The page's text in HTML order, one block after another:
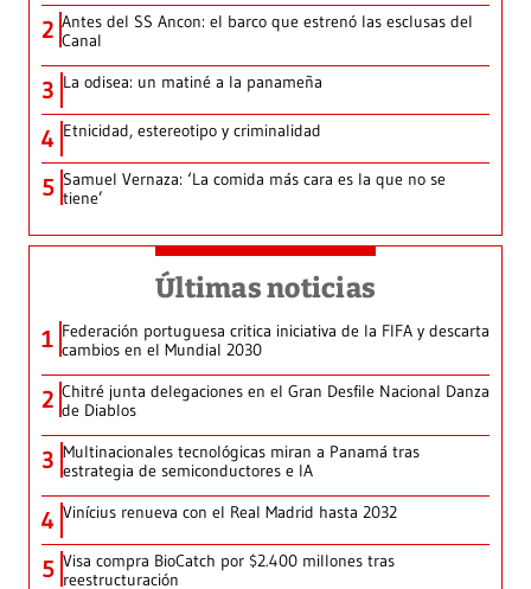
2 Antes del SS Ancon: el barco que estrenó las esclusas del
Canal
3 La odisea: un matiné a la panameña
4 Etnicidad, estereotipo y criminalidad
5 Samuel Vernaza: ‘La comida más cara es la que no se
tiene’
Últimas noticias
1 Federación portuguesa critica iniciativa de la FIFA y descarta
cambios en el Mundial 2030
2 Chitré junta delegaciones en el Gran Desfile Nacional Danza
de Diablos
3 Multinacionales tecnológicas miran a Panamá tras
estrategia de semiconductores e IA
4 Vinícius renueva con el Real Madrid hasta 2032
5 Visa compra BioCatch por $2.400 millones tras
reestructuración